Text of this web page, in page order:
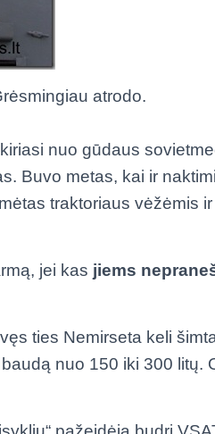
atrodo.
nuo gūdaus
Buvo metas, kai ir
traktoriaus vėžėmis
jei kas jiems
ties Nemirseta keli
nuo 150 iki 300 litų.